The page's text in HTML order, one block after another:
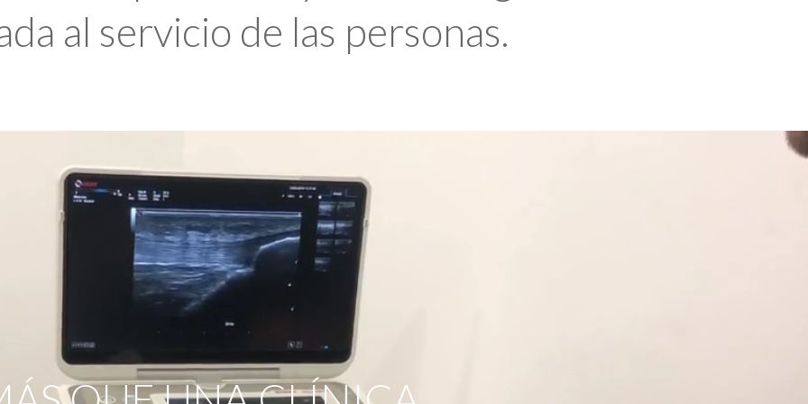
al servicio de las personas.